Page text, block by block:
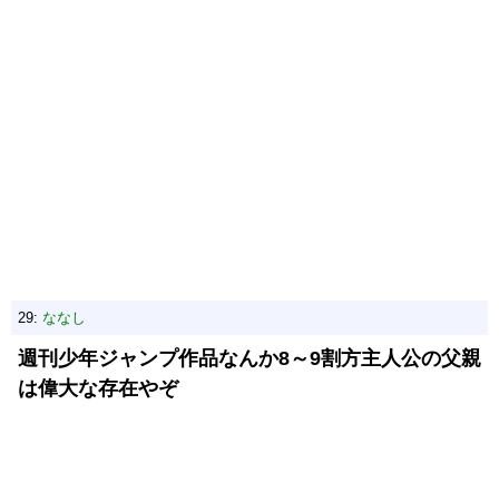
29: ななし
週刊少年ジャンプ作品なんか8～9割方主人公の父親
は偉大な存在やぞ